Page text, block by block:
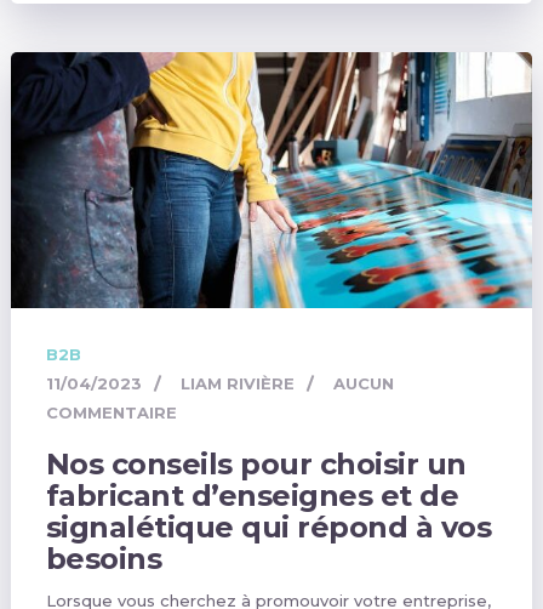
B2B
11/04/2023
LIAM RIVIÈRE
AUCUN
COMMENTAIRE
Nos conseils pour choisir un
fabricant d’enseignes et de
signalétique qui répond à vos
besoins
Lorsque vous cherchez à promouvoir votre entreprise,